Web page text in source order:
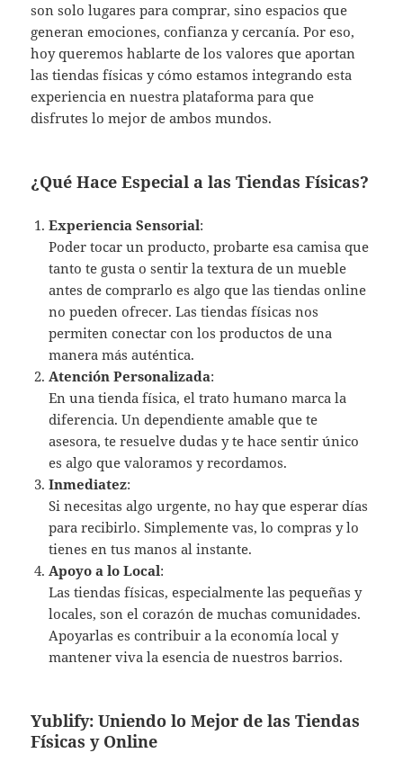
son solo lugares para comprar, sino espacios que
generan emociones, confianza y cercanía. Por eso,
hoy queremos hablarte de los valores que aportan
las tiendas físicas y cómo estamos integrando esta
experiencia en nuestra plataforma para que
disfrutes lo mejor de ambos mundos.
¿Qué Hace Especial a las Tiendas Físicas?
Experiencia Sensorial:
Poder tocar un producto, probarte esa camisa que
tanto te gusta o sentir la textura de un mueble
antes de comprarlo es algo que las tiendas online
no pueden ofrecer. Las tiendas físicas nos
permiten conectar con los productos de una
manera más auténtica.
Atención Personalizada:
En una tienda física, el trato humano marca la
diferencia. Un dependiente amable que te
asesora, te resuelve dudas y te hace sentir único
es algo que valoramos y recordamos.
Inmediatez:
Si necesitas algo urgente, no hay que esperar días
para recibirlo. Simplemente vas, lo compras y lo
tienes en tus manos al instante.
Apoyo a lo Local:
Las tiendas físicas, especialmente las pequeñas y
locales, son el corazón de muchas comunidades.
Apoyarlas es contribuir a la economía local y
mantener viva la esencia de nuestros barrios.
Yublify: Uniendo lo Mejor de las Tiendas
Físicas y Online